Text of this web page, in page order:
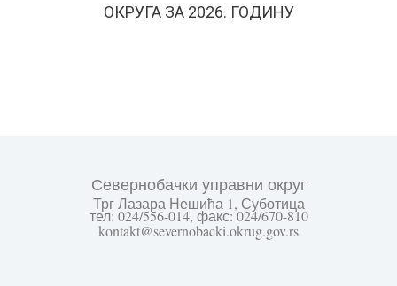
ОКРУГА ЗА 2026. ГОДИНУ
Севернобачки управни округ
Трг Лазара Нешића 1, Суботица
тел: 024/556-014, факс: 024/670-810
kontakt@severnobacki.okrug.gov.rs